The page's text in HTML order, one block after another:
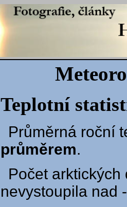
Teplotní
Průměrná roční
průměrem.
Počet
nevystoupila nad